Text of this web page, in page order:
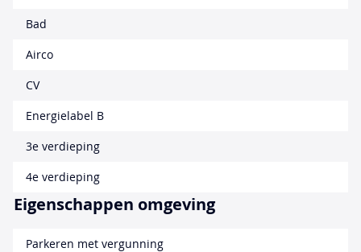
Bad
Airco
CV
Energielabel B
3e verdieping
4e verdieping
Eigenschappen omgeving
Parkeren met vergunning